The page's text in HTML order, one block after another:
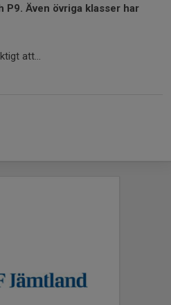
P9. Även övriga klasser har
att...